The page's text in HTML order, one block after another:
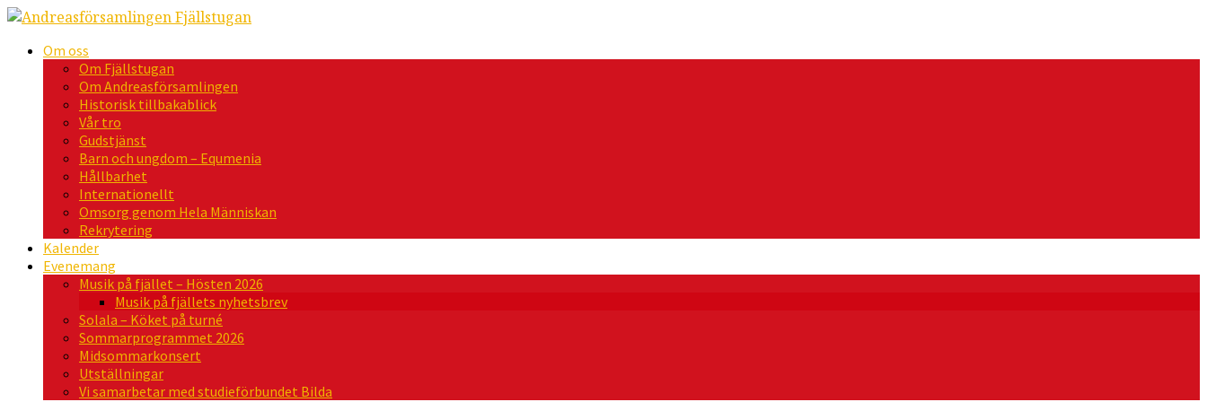
Om oss
Om Fjällstugan
Om Andreasförsamlingen
Historisk tillbakablick
Vår tro
Gudstjänst
Barn och ungdom – Equmenia
Hållbarhet
Internationellt
Omsorg genom Hela Människan
Rekrytering
Kalender
Evenemang
Musik på fjället – Hösten 2026
Musik på fjällets nyhetsbrev
Solala – Köket på turné
Sommarprogrammet 2026
Midsommarkonsert
Utställningar
Vi samarbetar med studieförbundet Bilda